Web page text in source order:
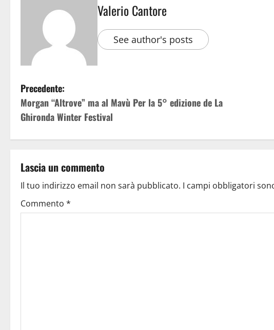
Valerio Cantore
See author's posts
Precedente:
Morgan “Altrove” ma al Mavù Per la 5° edizione de La
Ghironda Winter Festival
Lascia un commento
Il tuo indirizzo email non sarà pubblicato. I campi obbligatori
Commento *